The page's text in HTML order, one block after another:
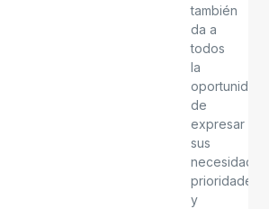
también
da a
todos
la
oportunidad
de
expresar
sus
necesidades,
prioridades
y